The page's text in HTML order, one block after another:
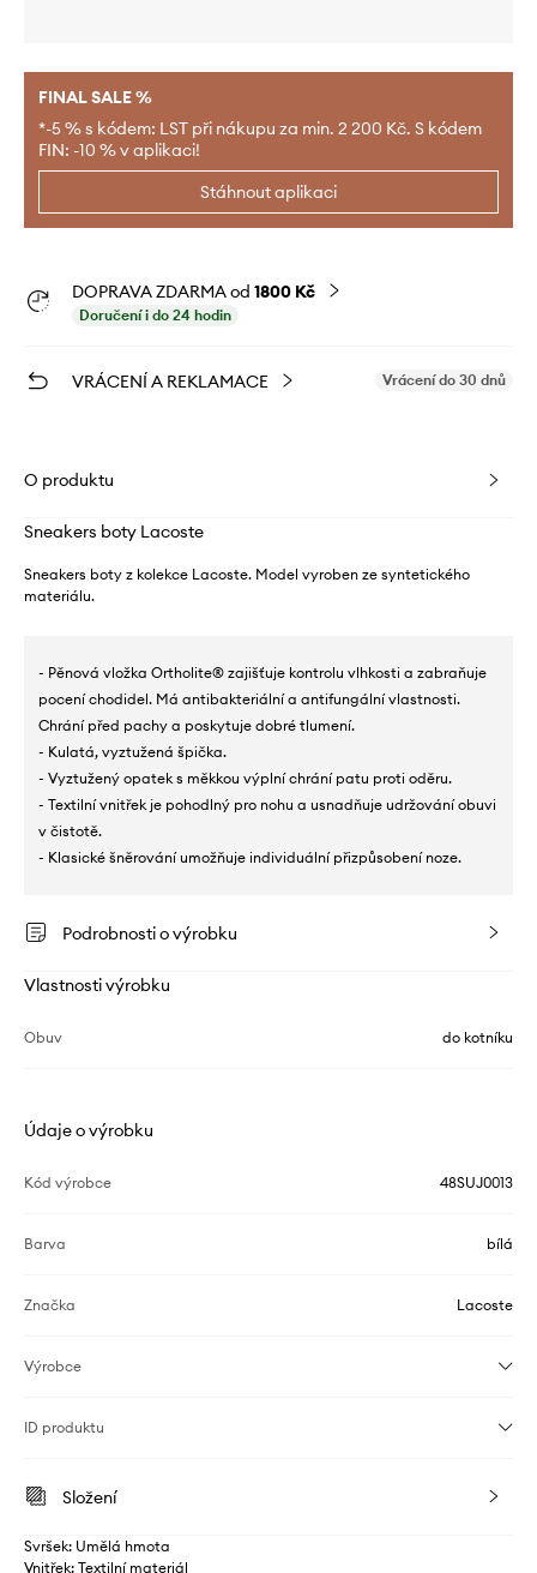
FINAL SALE %
*-5 % s kódem: LST při nákupu za min. 2 200 Kč. S kódem
FIN: -10 % v aplikaci!
Stáhnout aplikaci
DOPRAVA ZDARMA od 1800 Kč
Doručení i do 24 hodin
VRÁCENÍ A REKLAMACE Vrácení do 30 dnů
O produktu
Sneakers boty Lacoste
Sneakers boty z kolekce Lacoste. Model vyroben ze syntetického
materiálu.
- Pěnová vložka Ortholite® zajišťuje kontrolu vlhkosti a zabraňuje
pocení chodidel. Má antibakteriální a antifungální vlastnosti.
Chrání před pachy a poskytuje dobré tlumení.
- Kulatá, vyztužená špička.
- Vyztužený opatek s měkkou výplní chrání patu proti oděru.
- Textilní vnitřek je pohodlný pro nohu a usnadňuje udržování obuvi
v čistotě.
- Klasické šněrování umožňuje individuální přizpůsobení noze.
Podrobnosti o výrobku
Vlastnosti výrobku
Obuv do kotníku
Údaje o výrobku
Kód výrobce 48SUJ0013
Barva bílá
Značka Lacoste
Výrobce
ID produktu
Složení
Svršek: Umělá hmota
Vnitřek: Textilní materiál